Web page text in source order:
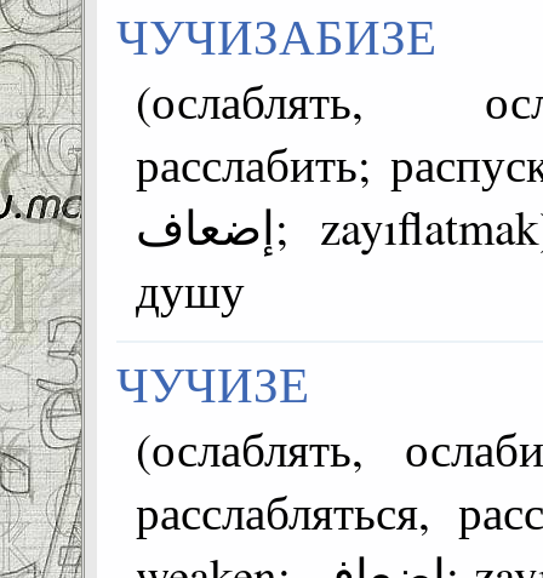
ЧУЧИЗАБИЗЕ
(ослаблять,
расслабить;
إضعاف; zayıflatmak) =ракI ~изе облегчить
душу
ЧУЧИЗЕ
(ослаблять,
расслабляться,